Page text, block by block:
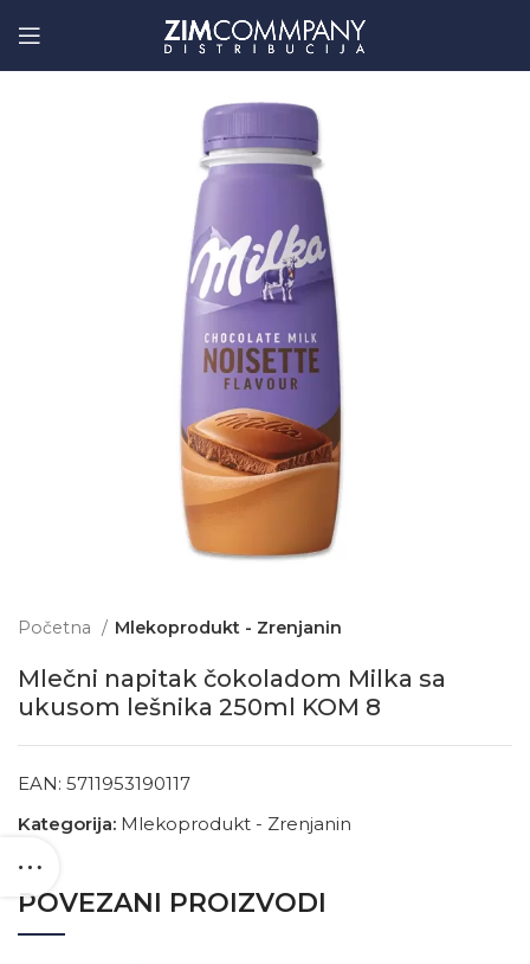
Početna Mlekoprodukt - Zrenjanin
Mlečni napitak čokoladom Milka sa
ukusom lešnika 250ml KOM 8
EAN: 5711953190117
Kategorija: Mlekoprodukt - Zrenjanin
POVEZANI PROIZVODI